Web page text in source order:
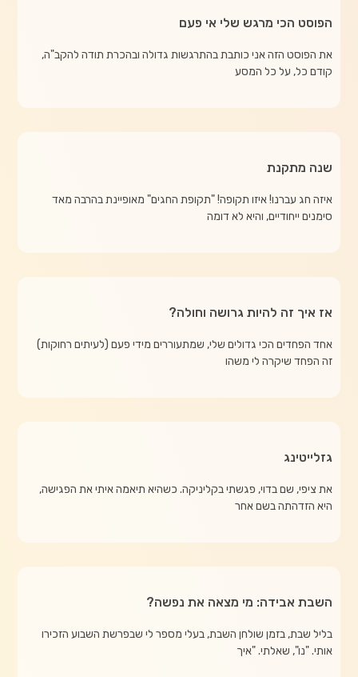
הפוסט הכי מרגש שלי אי פעם
את הפוסט הזה אני כותבת בהתרגשות גדולה ובהכרת תודה להקב"ה,
קודם כל, על כל המסע
שנה מתקנת
איזה חג עברנו! איזו תקופה! "תקופת החגים" מאופיינת בהרבה מאד
סימנים ייחודיים, והיא לא דומה
אז איך זה להיות גרושה וחולה?
אחד הפחדים הכי גדולים שלי, שמתעוררים מידי פעם (לעיתים רחוקות)
זה הפחד שיקרה לי משהו
גזלייטינג
את ציפי, שם בדוי, פגשתי בקליניקה. כשהיא תיאמה איתי את הפגישה,
היא הזדהתה בשם אחר
השבת אבידה: מי מצאה את נפשה?
בליל שבת, בזמן שולחן השבת, בעלי מספר לי שבפרשת השבוע הזכירו
אותי. "נו", שאלתי. "איך